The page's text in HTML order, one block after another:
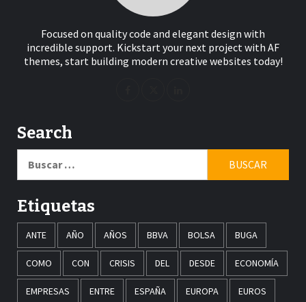
Focused on quality code and elegant design with
incredible support. Kickstart your next project with AF
themes, start building modern creative websites today!
Search
Etiquetas
ANTE AÑO AÑOS BBVA BOLSA BUGA
COMO CON CRISIS DEL DESDE ECONOMÍA
EMPRESAS ENTRE ESPAÑA EUROPA EUROS